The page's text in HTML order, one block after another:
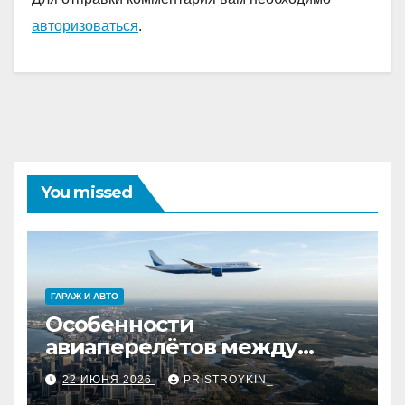
авторизоваться.
You missed
ГАРАЖ И АВТО
Особенности
авиаперелётов между
европейской частью
страны и дальневосточным
22 ИЮНЯ 2026 PRISTROYKIN_